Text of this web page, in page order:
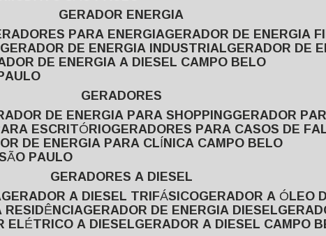
GERADOR ENERGIA
PARA ENERGIA GERADOR DE ENERGIA
GERADOR DE ENERGIA INDUSTRIAL GERADOR DE
DE ENERGIA A DIESEL CAMPO BELO
GERADORES
DE ENERGIA PARA SHOPPING GERADOR
ESCRITÓRIO GERADORES PARA CASOS DE
DE ENERGIA PARA CLÍNICA CAMPO BELO
PAULO
GERADORES A DIESEL
GERADOR A DIESEL TRIFÁSICO GERADOR A ÓLEO
RESIDÊNCIA GERADOR DE ENERGIA DIESEL
ELÉTRICO A DIESEL GERADOR A DIESEL CAMPO